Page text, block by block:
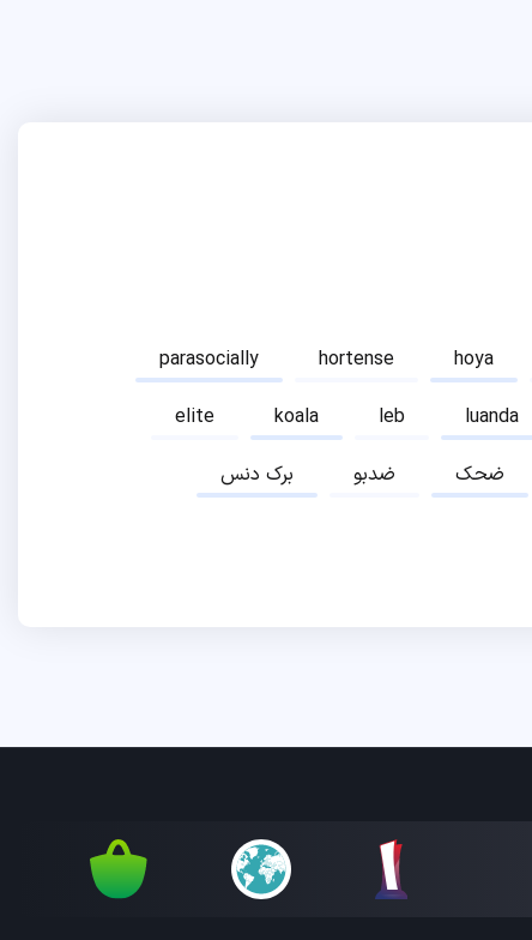
parasocially hortense hoya
elite
koala leb luanda
برک دنس
ضدبو ضحک